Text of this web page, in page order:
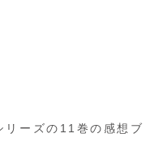
リーズの11巻の感想ブ